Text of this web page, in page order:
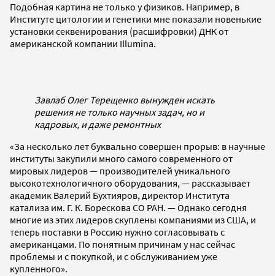
Подобная картина не только у физиков. Например, в
Институте цитологии и генетики мне показали новенькие
установки секвенирования (расшифровки) ДНК от
американской компании Illumina.
Завлаб Олег Терещенко вынужден искать
решения не только научных задач, но и
кадровых, и даже ремонтных
«За несколько лет буквально совершен прорыв: в научные
институты закупили много самого современного от
мировых лидеров — производителей уникального
высокотехнологичного оборудования, — рассказывает
академик Валерий Бухтияров, директор Института
катализа им. Г. К. Борескова СО РАН. — Однако сегодня
многие из этих лидеров скуплены компаниями из США, и
теперь поставки в Россию нужно согласовывать с
американцами. По понятным причинам у нас сейчас
проблемы и с покупкой, и с обслуживанием уже
купленного».